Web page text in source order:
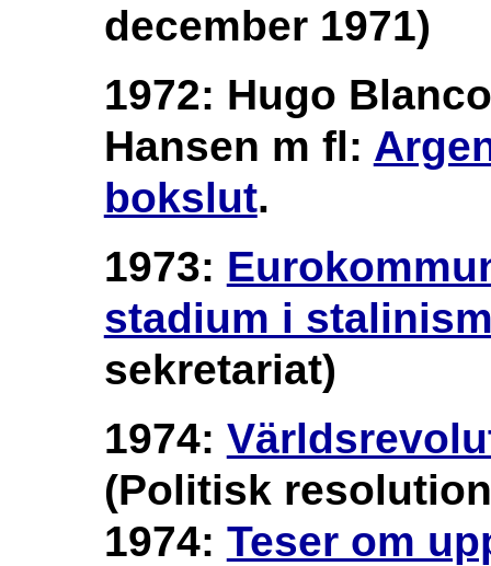
december 1971)
1972: Hugo
Hansen m fl:
bokslut.
1973:
stadium i
sekretariat)
1974:
(Politisk
1974: Teser om